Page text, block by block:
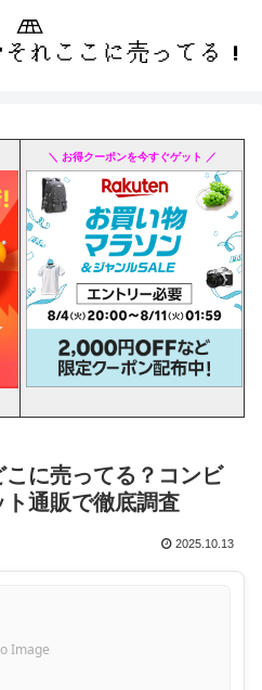
＼ お得クーポンを今すぐゲット ／
に売ってる？コンビ
通販で徹底調査
2025.10.13
Image